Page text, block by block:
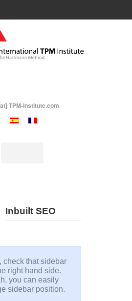
TPM-Institute.com
Inbuilt SEO
check that sidebar
right hand side.
you can easily
sidebar position.